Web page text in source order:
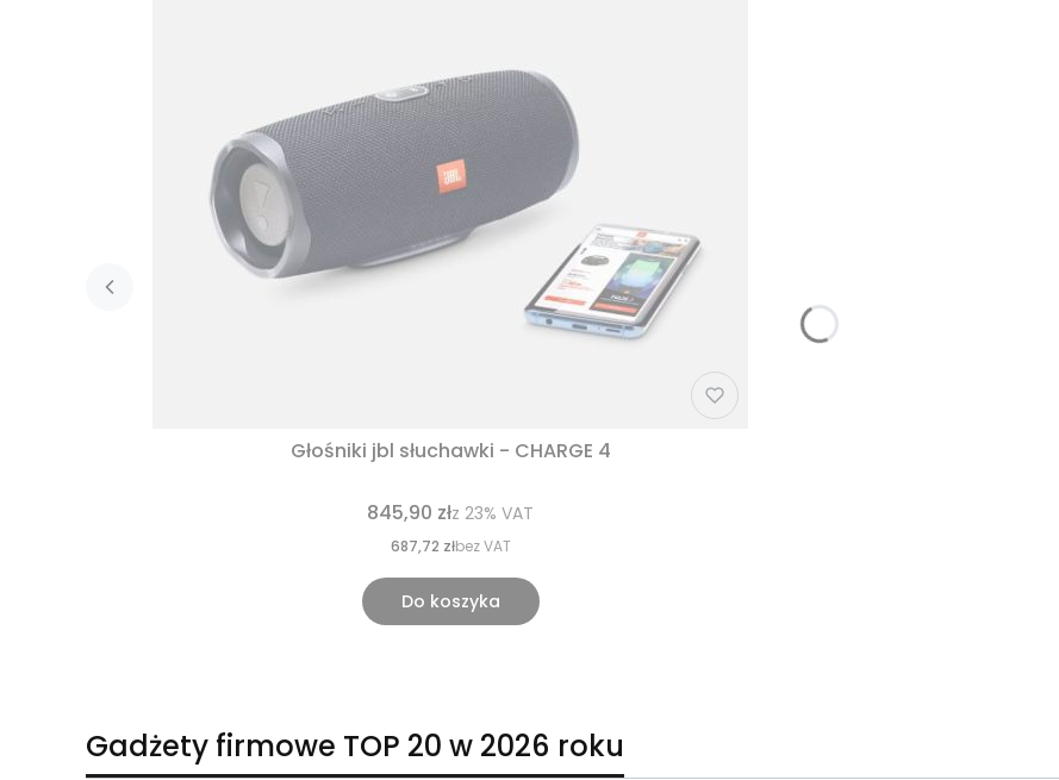
Głośniki jbl słuchawki - CHARGE 4
845,90 złz 23% VAT
687,72 złbez VAT
Do koszyka
Gadżety firmowe TOP 20 w 2026 roku